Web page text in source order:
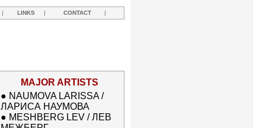
| LINKS | CONTACT |
MAJOR ARTISTS
● NAUMOVA LARISSA /
ЛАРИСА НАУМОВА
● MESHBERG LEV / ЛЕВ